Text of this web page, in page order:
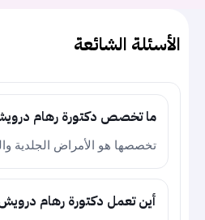
الأسئلة الشائعة
ما تخصص دكتورة رهام
تخصصها هو الأمراض الجلدية
أين تعمل دكتورة رهام